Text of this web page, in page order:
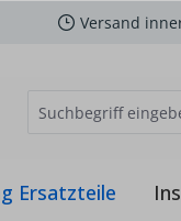
Versand
Ersatzteile